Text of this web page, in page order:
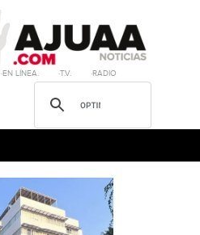
·EN LÍNEA. ·T.V. ·RADIO